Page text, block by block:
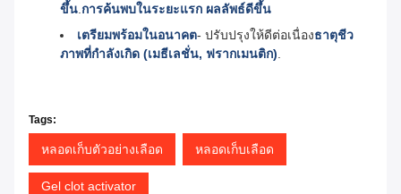
ขึ้น.การค้นพบในระยะแรก ผลลัพธ์ดีขึ้น
เตรียมพร้อมในอนาคต- ปรับปรุงให้ดีต่อเนื่องธาตุชีว
ภาพที่กําลังเกิด (เมธีเลชั่น, ฟรากเมนติก).
Tags:
หลอดเก็บตัวอย่างเลือด หลอดเก็บเลือด
Gel clot activator